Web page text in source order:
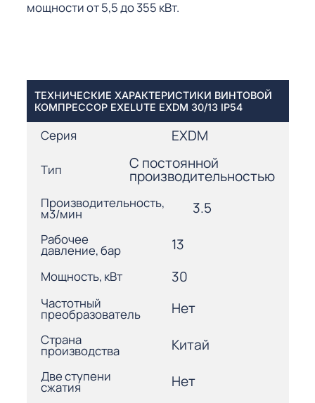
мощности от 5,5 до 355 кВт.
ТЕХНИЧЕСКИЕ ХАРАКТЕРИСТИКИ ВИНТОВОЙ
КОМПРЕССОР EXELUTE EXDM 30/13 IP54
Серия EXDM
Тип С постоянной
производительностью
Производительность,
м3/мин 3.5
Рабочее
давление, бар 13
Мощность, кВт 30
Частотный
преобразователь Нет
Страна
производства Китай
Две ступени
сжатия Нет